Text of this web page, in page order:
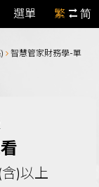
選單 繁 简
智慧管家財務學-單
)以上